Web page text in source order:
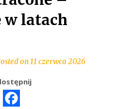
latach
on11 czerwca 2026